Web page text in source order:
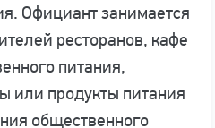
Официант занимается
ресторанов, кафе
питания,
или продукты питания
общественного